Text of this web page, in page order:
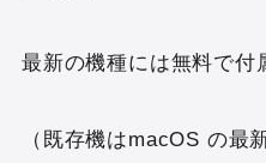
最新の機種には無料で付
（既存機はmacOS の最